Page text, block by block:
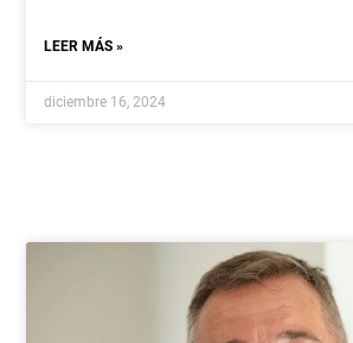
LEER MÁS »
diciembre 16, 2024